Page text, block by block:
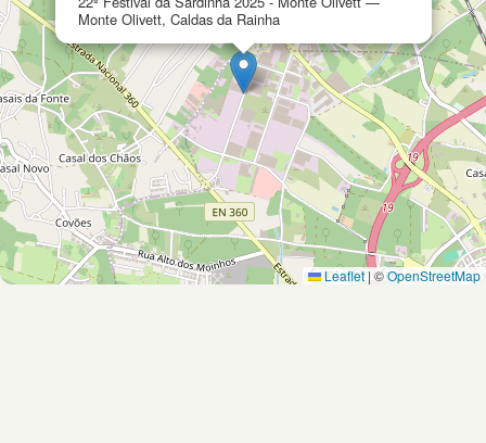
Monte Olivett, Caldas da Rainha
Leaflet|©OpenStreetMap